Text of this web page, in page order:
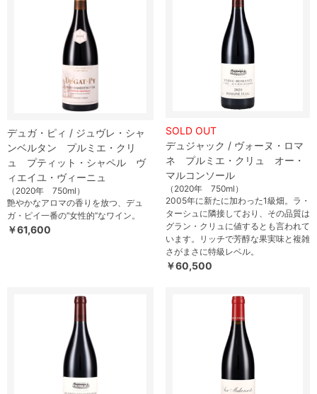
デュガ・ピィ / ジュヴレ・シャ
ンベルタン プルミエ・クリ
ュ プティット・シャペル ヴ
ィエイユ・ヴィーニュ
（2020年 750ml）
艶やかなアロマの香りを放つ、デュ
ガ・ピイ一番の’’女性的’’なワイン。
￥61,600
SOLD OUT
デュジャック / ヴォーヌ・ロマ
ネ プルミエ・クリュ オー・
マルコンソール
（2020年 750ml）
2005年に新たに加わった1級畑。ラ・
ターシュに隣接しており、その品質は
グラン・クリュに値するとも言われて
います。リッチで芳醇な果実味と複雑
さがまさに特級レベル。
￥60,500